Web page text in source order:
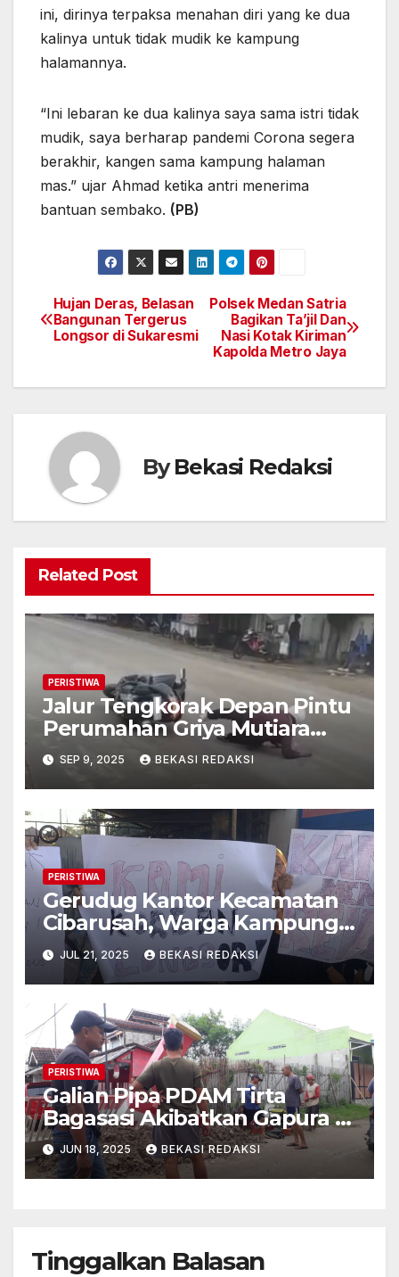
ini, dirinya terpaksa menahan diri yang ke dua
kalinya untuk tidak mudik ke kampung
halamannya.
“Ini lebaran ke dua kalinya saya sama istri tidak
mudik, saya berharap pandemi Corona segera
berakhir, kangen sama kampung halaman
mas.” ujar Ahmad ketika antri menerima
bantuan sembako. (PB)
Navigasi
pos
Polsek Medan Satria
Bagikan Ta’jil Dan
Nasi Kotak Kiriman
Kapolda Metro Jaya
Hujan Deras, Belasan
Bangunan Tergerus
Longsor di Sukaresmi
ByBekasi Redaksi
Related Post
PERISTIWA
Jalur Tengkorak Depan Pintu
Perumahan Griya Mutiara
Cikarang Setelah Hujan
Jalanan Menjadi Licin
SEP 9, 2025 BEKASI REDAKSI
PERISTIWA
Gerudug Kantor Kecamatan
Cibarusah, Warga Kampung
Cigoong Menuntut Relokasi
Rumah
JUL 21, 2025 BEKASI REDAKSI
PERISTIWA
Galian Pipa PDAM Tirta
Bagasasi Akibatkan Gapura di
Bumi Citra Lestari Ambruk
JUN 18, 2025 BEKASI REDAKSI
Tinggalkan Balasan